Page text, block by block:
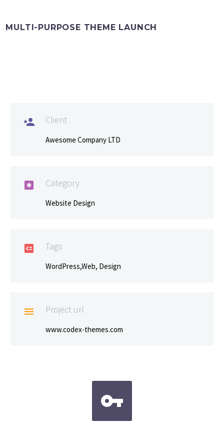
MULTI-PURPOSE THEME LAUNCH
 Client
Awesome Company LTD
 Category
Website Design
 Tags
WordPress,Web, Design
 Project url
www.codex-themes.com

